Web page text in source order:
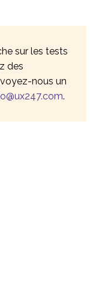
sur les tests
des
nous un
.